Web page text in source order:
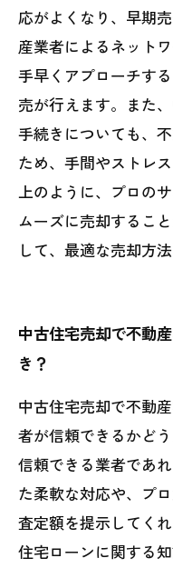
応がよくなり、早期
産業者によるネット
手早くアプローチす
売が行えます。また
手続きについても、
ため、手間やストレ
上のように、プロの
ムーズに売却するこ
して、最適な売却方
中古住宅売却で不動
き？
中古住宅売却で不動
者が信頼できるかど
信頼できる業者であ
た柔軟な対応や、プ
査定額を提示してく
住宅ローンに関する